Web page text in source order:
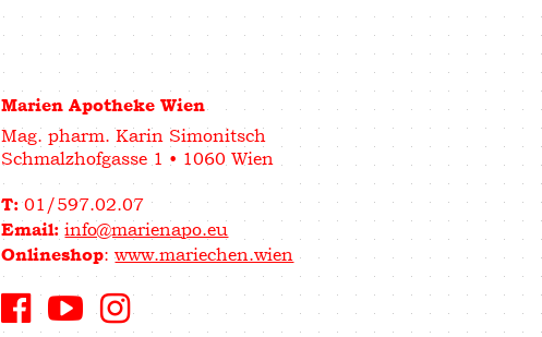
Marien Apotheke Wien
Mag. pharm. Karin Simonitsch
Schmalzhofgasse 1 • 1060 Wien
T:01/597.02.07
Email:info@marienapo.eu
Onlineshop:www.mariechen.wien